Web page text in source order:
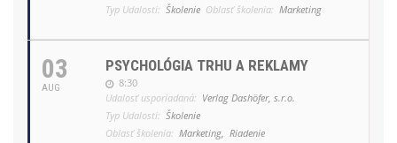
Typ Udalosti: Školenie Oblasť školenia: Marketing
03
AUG
PSYCHOLÓGIA TRHU A REKLAMY
8:30
Udalosť usporiadaná: Verlag Dashöfer, s.r.o.
Typ Udalosti: Školenie
Oblasť školenia: Marketing, Riadenie